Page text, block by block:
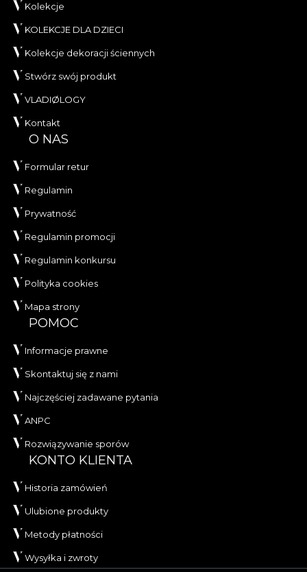
Kolekcje
KOLEKCJE DLA DZIECI
Kolekcje dekoracji ściennych
Stwórz swój produkt
VLADIØLOGY
Kontakt
O NAS
Formular retur
Regulamin
Prywatność
Regulamin promocji
Regulamin konkursu
Polityka cookies
Mapa strony
POMOC
Informacje prawne
Skontaktuj się z nami
Najczęściej zadawane pytania
ANPC
Rozwiązywanie sporów
KONTO KLIENTA
Historia zamówień
Ulubione produkty
Metody płatności
Wysyłka i zwroty